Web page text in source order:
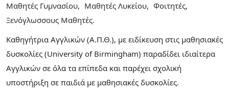
Μαθητές Γυμνασίου
Μαθητές Λυκείου
Φοιτητές
Ξενόγλωσσους Μαθητές
Καθηγήτρια Αγγλικών (Α.Π.Θ.), με ειδίκευση στις μαθησιακές
δυσκολίες (University of Birmingham) παραδίδει ιδιαίτερα
Αγγλικών σε όλα τα επίπεδα και παρέχει σχολική
υποστήριξη σε παιδιά με μαθησιακές δυσκολίες.